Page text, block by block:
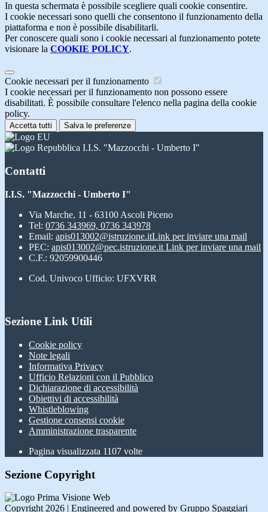
In questa schermata è possibile scegliere quali cookie consentire.
I cookie necessari sono quelli che consentono il funzionamento della
piattaforma e non è possibile disabilitarli.
Per conoscere quali sono i cookie necessari al funzionamento potete
visionare la COOKIE POLICY.
Cookie necessari per il funzionamento
I cookie necessari per il funzionamento non possono essere
disabilitati. È possibile consultare l'elenco nella pagina della cookie
policy.
Accetta tutti Salva le preferenze
I.I.S. "Mazzocchi - Umberto I"
Contatti
I.I.S. "Mazzocchi - Umberto I"
Via Marche, 11 - 63100 Ascoli Piceno
Tel: 0736 343969, 0736 343978
Email: apis013002@istruzione.itLink per inviare una mail
PEC: apis013002@pec.istruzione.it Link per inviare una mail
C.F.: 92059900446
Cod. Univoco Ufficio: UFXVRR
Sezione Link Utili
Cookie policy
Note legali
Informativa Privacy
Ufficio Relazioni con il Pubblico
Dichiarazione di accessibilità
Obiettivi di accessibilità
Whistleblowing
Gestione consensi cookie
Amministrazione trasparente
Pagina visualizzata 1107 volte
Sezione Copyright
Copyright 2026 | Engineered and powered by Gruppo Spaggiari